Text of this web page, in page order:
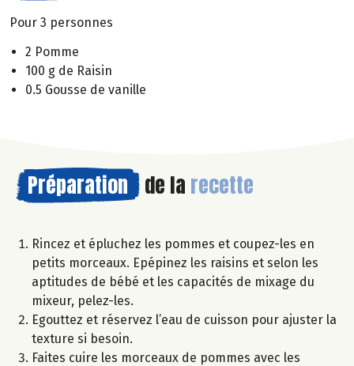
Pour 3 personnes
2 Pomme
100 g de Raisin
0.5 Gousse de vanille
Préparation de la recette
Rincez et épluchez les pommes et coupez-les en
petits morceaux. Epépinez les raisins et selon les
aptitudes de bébé et les capacités de mixage du
mixeur, pelez-les.
Egouttez et réservez l’eau de cuisson pour ajuster la
texture si besoin.
Faites cuire les morceaux de pommes avec les